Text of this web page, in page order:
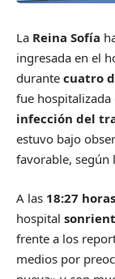
La Reina Sofía
ingresada en el
durante cuatro
fue
infección del
estuvo bajo
favorable, según
A las 18:27 horas
hospital
frente a los
medios por